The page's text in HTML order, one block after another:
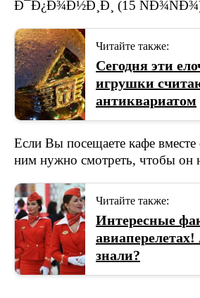
Читайте также:
Сегодня эти
игрушки
антиквариатом
Если Вы посещаете кафе вместе
ним нужно смотреть, чтобы он
Читайте также:
Интересные
знали?